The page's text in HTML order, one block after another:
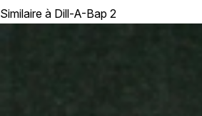
Similaire à Dill-A-Bap 2